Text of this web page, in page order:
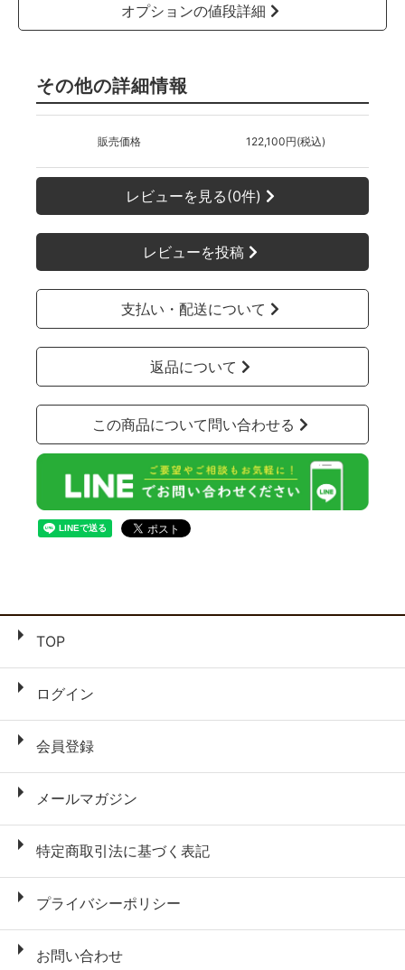
オプションの値段詳細
その他の詳細情報
販売価格 122,100円(税込)
レビューを見る(0件)
レビューを投稿
支払い・配送について
返品について
この商品について問い合わせる
TOP
ログイン
会員登録
メールマガジン
特定商取引法に基づく表記
プライバシーポリシー
お問い合わせ